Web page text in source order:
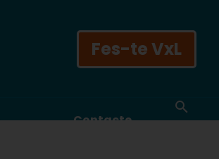
Fes-te VxL
Contacte